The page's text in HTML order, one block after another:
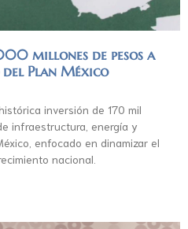
millones de pesos a
Plan México
inversión de 170 mil
infraestructura, energía y
enfocado en dinamizar el
nacional.